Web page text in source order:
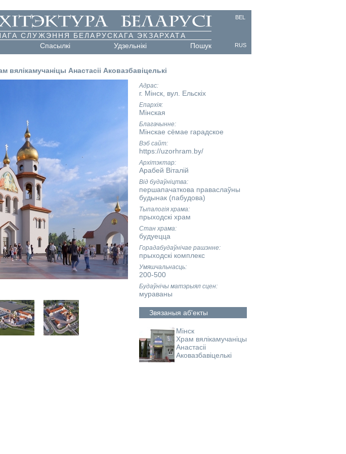
BEL
RUS
СЛУЖЭННЯ БЕЛАРУСКАГА ЭКЗАРХАТА
Cпасылкі Удзельнікі Пошук
вялікамучаніцы Анастасіі Аковазбавіцелькі
Адрас
г. Мінск, вул. Ельскіх
Епархія
Мінская
Благачынне
Мінскае сёмае гарадское
Вэб сайт
https://uzorhram.by/
Архітэктар
Арабей Віталій
Від будаўніцтва
першапачаткова праваслаўны
будынак (пабудова)
Тыпалогія храма
прыходскі храм
Стан храма
будуецца
Горадабудаўнічае рашэнне
прыходскі комплекс
Умяшчальнасць
200-500
Будаўнічы матэрыял сцен
мураваны
Звязаныя аб'екты
Мінск
Храм вялікамучаніцы
Анастасіі
Аковазбавіцелькі